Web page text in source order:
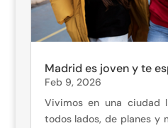
Madrid es joven y te
Feb 9, 2026
Vivimos en una ciudad
todos lados, de planes y